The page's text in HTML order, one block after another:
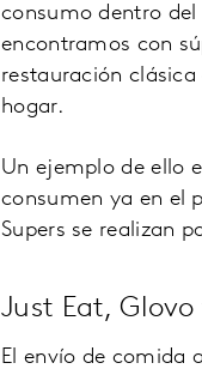
consumo dentro
encontramos con
restauración clásica
hogar.
Un ejemplo de ello
consumen ya en el
Supers se realizan
Just Eat,
El envío de comida